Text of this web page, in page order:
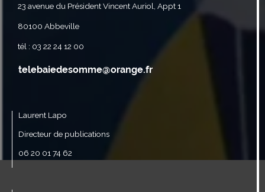
23 avenue du Président Vincent Auriol, Appt 1
80100 Abbeville
tél : 03 22 24 12 00
Laurent Lapo
Directeur de publications
06 20 01 74 62